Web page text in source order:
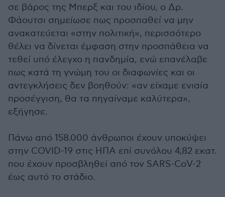
σε βάρος της Μπερξ και του ιδίου, ο Δρ.
Φάουτσι σημείωσε πως προσπαθεί να μην
ανακατεύεται «στην πολιτική», περισσότερο
θέλει να δίνεται έμφαση στην προσπάθεια να
τεθεί υπό έλεγχο η πανδημία, ενώ επανέλαβε
πως κατά τη γνώμη του οι διαφωνίες και οι
αντεγκλήσεις δεν βοηθούν: «αν είχαμε ενιαία
προσέγγιση, θα τα πηγαίναμε καλύτερα»,
εξήγησε.
Πάνω από 158.000 άνθρωποι έχουν υποκύψει
στην COVID-19 στις ΗΠΑ επί συνόλου 4,82 εκατ.
που έχουν προσβληθεί από τον SARS-CoV-2
έως αυτό το στάδιο.